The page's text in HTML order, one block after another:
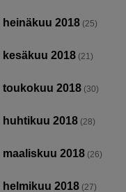
heinäkuu 2018 (25)
kesäkuu 2018 (21)
toukokuu 2018 (30)
huhtikuu 2018 (28)
maaliskuu 2018 (26)
helmikuu 2018 (27)